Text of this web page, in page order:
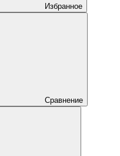
Избранное
Сравнение